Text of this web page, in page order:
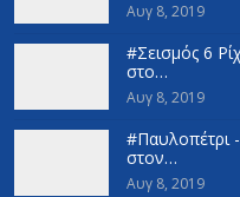
Αυγ 8, 2019
#Σεισμός 6
στο…
Αυγ 8, 2019
#Παυλοπέτρι
στον…
Αυγ 8, 2019